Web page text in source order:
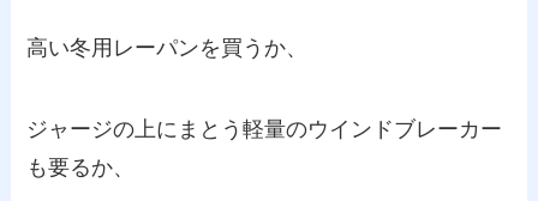
高い冬用レーパンを買うか、
ジャージの上にまとう軽量のウインドブレーカー
も要るか、